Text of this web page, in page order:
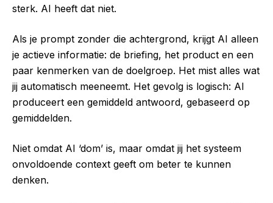
sterk. AI heeft dat niet.
Als je prompt zonder die achtergrond, krijgt AI alleen
je actieve informatie: de briefing, het product en een
paar kenmerken van de doelgroep. Het mist alles wat
jij automatisch meeneemt. Het gevolg is logisch: AI
produceert een gemiddeld antwoord, gebaseerd op
gemiddelden.
Niet omdat AI ‘dom’ is, maar omdat jij het systeem
onvoldoende context geeft om beter te kunnen
denken.